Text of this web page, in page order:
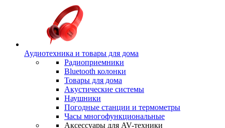
Аудиотехника и товары для дома
Радиоприемники
Bluetooth колонки
Товары для дома
Акустические системы
Наушники
Погодные станции и термометры
Часы многофункциональные
Аксессуары для AV-техники